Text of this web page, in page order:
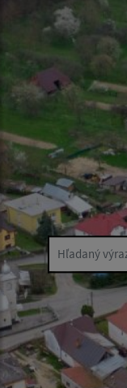
Hľadaný výraz...